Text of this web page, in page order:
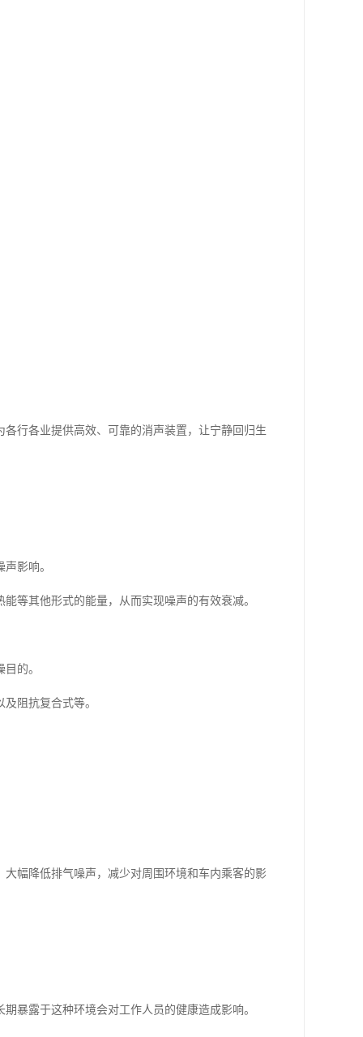
行各业提供高效、可靠的消声装置，让宁静回归生
影响。
等其他形式的能量，从而实现噪声的有效衰减。
的。
阻抗复合式等。
幅降低排气噪声，减少对周围环境和车内乘客的影
暴露于这种环境会对工作人员的健康造成影响。